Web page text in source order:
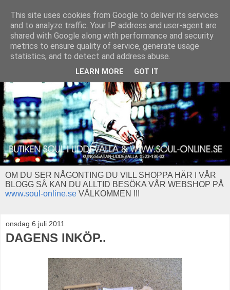
OM DU SER NÅGONTING DU VILL SHOPPA HÄR I VÅR
BLOGG SÅ KAN DU ALLTID BESÖKA VÅR WEBSHOP PÅ
www.soul-online.se VÄLKOMMEN !!!
onsdag 6 juli 2011
DAGENS INKÖP..
This site uses cookies from Google to deliver its services
and to analyze traffic. Your IP address and user-agent are
shared with Google along with performance and security
metrics to ensure quality of service, generate usage
statistics, and to detect and address abuse.
LEARN MORE GOT IT